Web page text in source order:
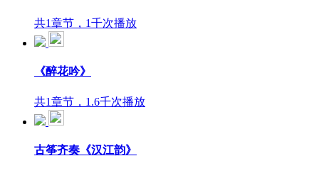
共1章节，1千次播放
《醉花吟》
共1章节，1.6千次播放
古筝齐奏《汉江韵》